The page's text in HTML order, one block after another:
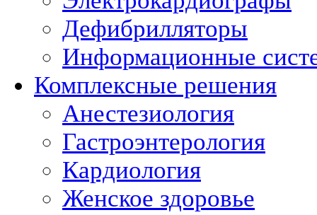
Дефибрилляторы
Информационные
Комплексные решения
Анестезиология
Гастроэнтерология
Кардиология
Женское здоровье